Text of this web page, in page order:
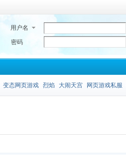
用户名
密码
变态网页游戏 烈焰 大闹天宫 网页游戏私服